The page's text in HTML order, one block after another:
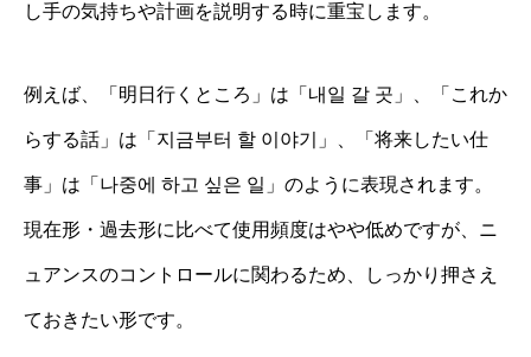
し手の気持ちや計画を説明する時に重宝します。
例えば、「明日行くところ」は「내일 갈 곳」、「これか
らする話」は「지금부터 할 이야기」、「将来したい仕
事」は「나중에 하고 싶은 일」のように表現されます。
現在形・過去形に比べて使用頻度はやや低めですが、ニ
ュアンスのコントロールに関わるため、しっかり押さえ
ておきたい形です。